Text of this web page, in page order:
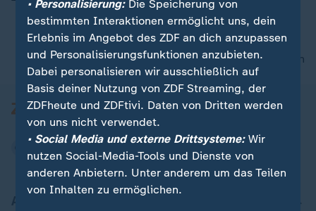
nach oben
• Personalisierung:Die Speicherung von
bestimmten Interaktionen ermöglicht uns, dein
Erlebnis im Angebot des ZDF an dich anzupassen
und Personalisierungsfunktionen anzubieten.
Dabei personalisieren wir ausschließlich auf
Basis deiner Nutzung von ZDF Streaming, der
ZDFheute und ZDFtivi. Daten von Dritten werden
von uns nicht verwendet.
• Social Media und externe Drittsysteme:Wir
nutzen Social-Media-Tools und Dienste von
anderen Anbietern. Unter anderem um das Teilen
von Inhalten zu ermöglichen.